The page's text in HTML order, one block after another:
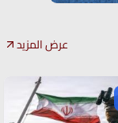
عرض المزيد